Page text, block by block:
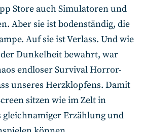
Store auch Simulatoren und
Aber sie ist bodenständig, die
Auf sie ist Verlass. Und wie
Dunkelheit bewahrt, war
endloser Survival Horror-
unseres Herzklopfens. Damit
sitzen wie im Zelt in
Erzählung und